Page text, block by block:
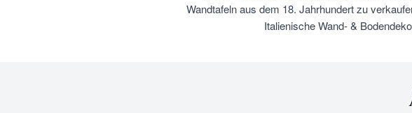
Wandtafeln aus dem 18. Jahrhundert zu
Italienische Wand- &